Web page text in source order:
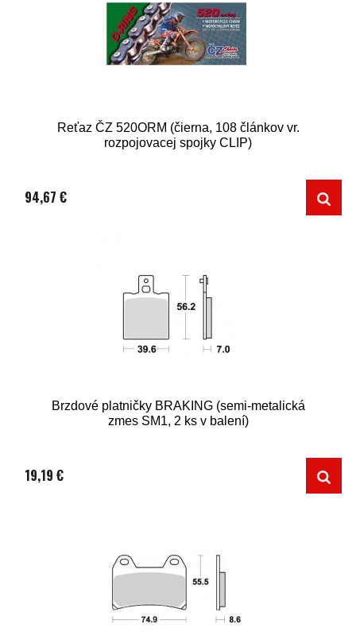
Reťaz ČZ 520ORM (čierna, 108 článkov vr.
rozpojovacej spojky CLIP)
94,67 €
Brzdové platničky BRAKING (semi-metalická
zmes SM1, 2 ks v balení)
19,19 €